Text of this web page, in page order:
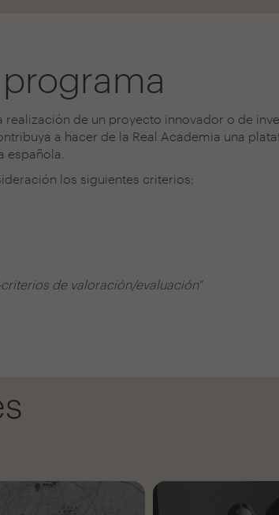
de un proyecto innovador o de
a hacer de la Real Academia una
los siguientes criterios:
de valoración/evaluación"